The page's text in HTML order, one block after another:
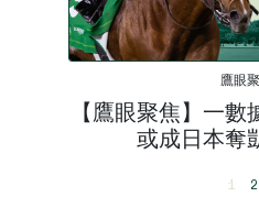
鷹眼
【鷹眼聚焦】一數
或成日本奪
1 2